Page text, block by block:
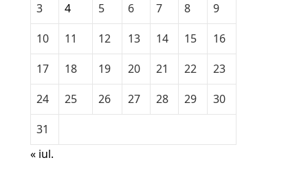
3
4 5 6 7 8
9
10
11 12 13 14 15
16
17
18 19 20 21 22
23
24
25 26 27 28 29
30
31
« iul.